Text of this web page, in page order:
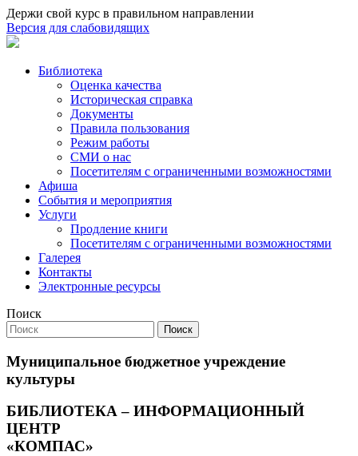
Держи свой курс в правильном направлении
Версия для слабовидящих
Библиотека
Оценка качества
Историческая справка
Документы
Правила пользования
Режим работы
СМИ о нас
Посетителям с ограниченными возможностями
Афиша
События и мероприятия
Услуги
Продление книги
Посетителям с ограниченными возможностями
Галерея
Контакты
Электронные ресурсы
Поиск
Поиск
Муниципальное бюджетное учреждение
культуры
БИБЛИОТЕКА – ИНФОРМАЦИОННЫЙ
ЦЕНТР
«КОМПАС»